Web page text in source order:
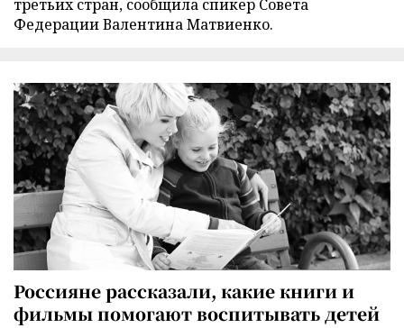
третьих стран, сообщила спикер Совета
Федерации Валентина Матвиенко.
Россияне рассказали, какие книги и
фильмы помогают воспитывать детей